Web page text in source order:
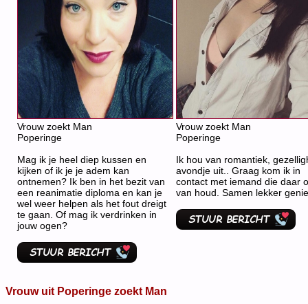
Vrouw zoekt Man
Poperinge
Mag ik je heel diep kussen en
kijken of ik je je adem kan
ontnemen? Ik ben in het bezit van
een reanimatie diploma en kan je
wel weer helpen als het fout dreigt
te gaan. Of mag ik verdrinken in
jouw ogen?
Vrouw zoekt Man
Poperinge
Ik hou van romantiek,
avondje uit.. Graag kom ik in
contact met iemand die daar
van houd. Samen lekker
Vrouw uit Poperinge zoekt Man